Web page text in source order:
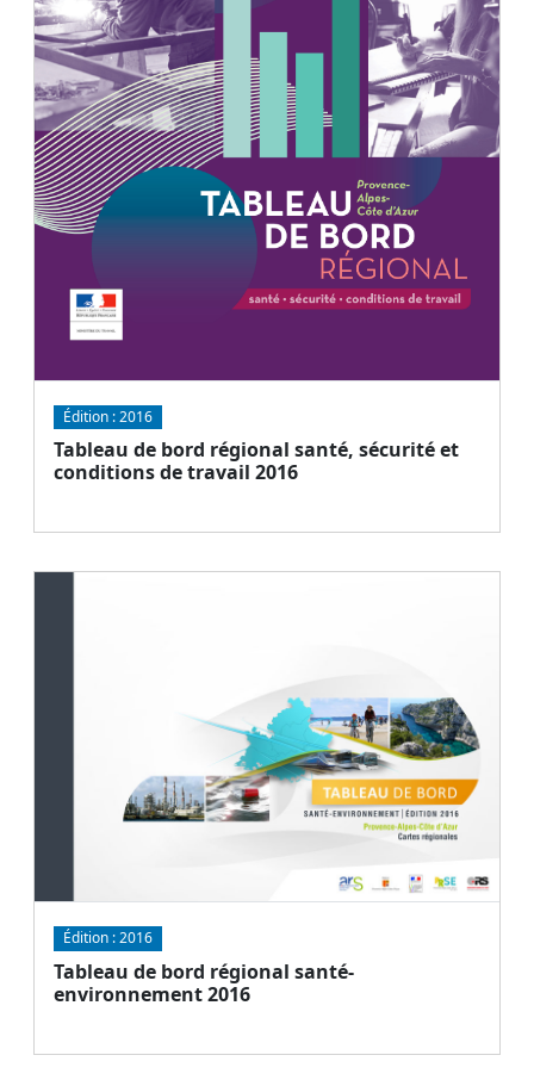
Édition :2016
Tableau de bord régional santé, sécurité et
conditions de travail 2016
Édition :2016
Tableau de bord régional santé-
environnement 2016